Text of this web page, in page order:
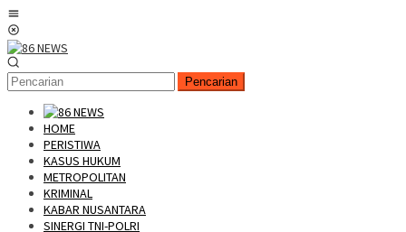
Loncat
ke
konten
Pencarian
HOME
PERISTIWA
KASUS HUKUM
METROPOLITAN
KRIMINAL
KABAR NUSANTARA
SINERGI TNI-POLRI